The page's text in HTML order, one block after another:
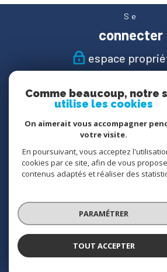
Se
connecter
espace
suivre
Nous
adhérons
© 2026 | Tous droits réservés | Traduction
Nos honoraires
Plan du site Mentions légales
Comme beaucoup, notre
utilise les cookies
On aimerait vous accompagner
votre visite.
En poursuivant, vous acceptez
cookies par ce site, afin de vous
contenus adaptés et réaliser des
PARAMÉTRER
TOUT ACCEPTER